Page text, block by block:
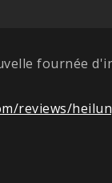
fournée
reviews/